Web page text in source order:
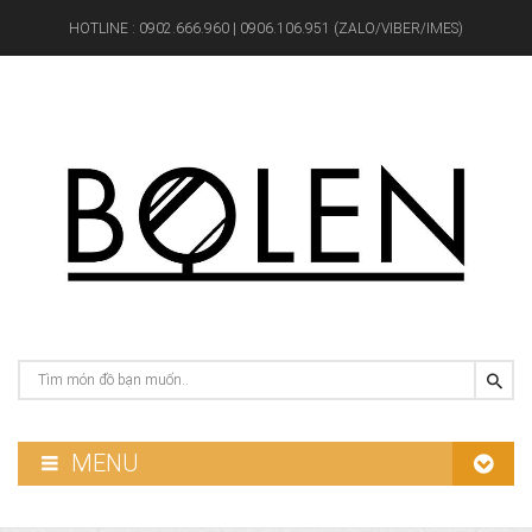
HOTLINE : 0902.666.960 | 0906.106.951 (ZALO/VIBER/IMES)
MENU